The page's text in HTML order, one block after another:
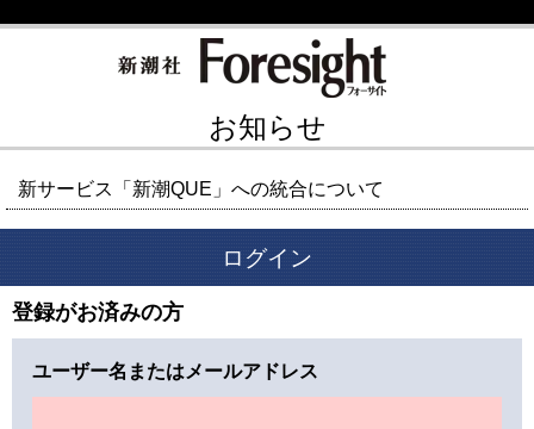
お知らせ
新サービス「新潮QUE」への統合について
ログイン
登録がお済みの方
ユーザー名またはメールアドレス